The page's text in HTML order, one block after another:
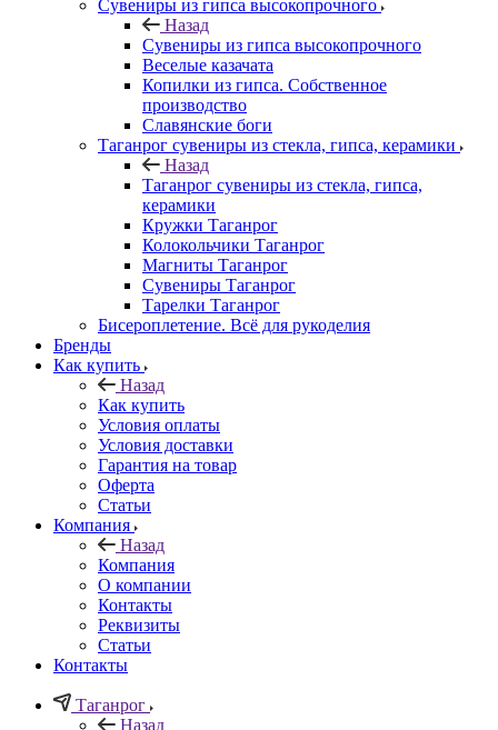
Сувениры из гипса высокопрочного
Назад
Сувениры из гипса высокопрочного
Веселые казачата
Копилки из гипса. Собственное
производство
Славянские боги
Таганрог сувениры из стекла, гипса, керамики
Назад
Таганрог сувениры из стекла, гипса,
керамики
Кружки Таганрог
Колокольчики Таганрог
Магниты Таганрог
Сувениры Таганрог
Тарелки Таганрог
Бисероплетение. Всё для рукоделия
Бренды
Как купить
Назад
Как купить
Условия оплаты
Условия доставки
Гарантия на товар
Оферта
Статьи
Компания
Назад
Компания
О компании
Контакты
Реквизиты
Статьи
Контакты
Таганрог
Назад